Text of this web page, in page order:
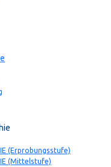
(Erprobungsstufe)
(Mittelstufe)